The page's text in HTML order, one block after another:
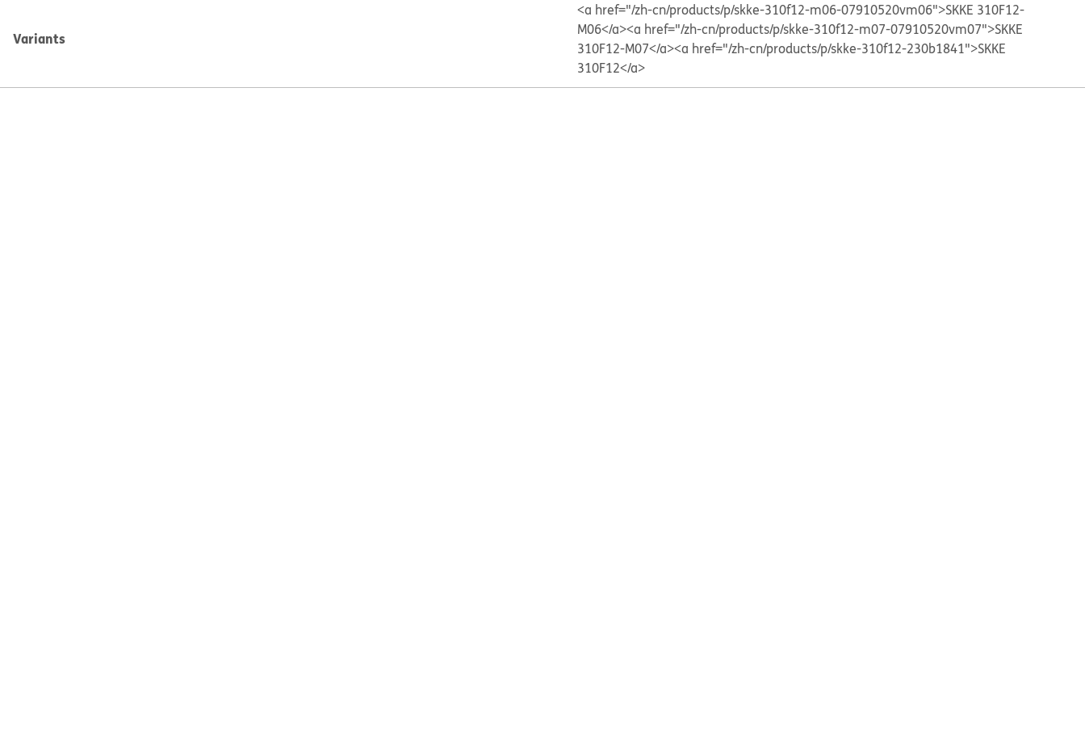
Variants
<a href="/zh-cn/products/p/skke-310f12-m06-07910520vm06">SKKE 310F12-
M06</a><a href="/zh-cn/products/p/skke-310f12-m07-07910520vm07">SKKE
310F12-M07</a><a href="/zh-cn/products/p/skke-310f12-230b1841">SKKE
310F12</a>